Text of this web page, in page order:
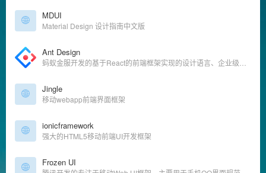
MDUI
Material Design 设计指南中文版
Ant Design
Jingle
移动webapp前端界面框架
ionicframework
强大的HTML5移动前端UI开发框架
Frozen UI